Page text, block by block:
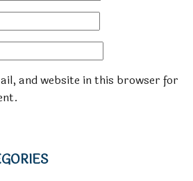
and website in this browser for